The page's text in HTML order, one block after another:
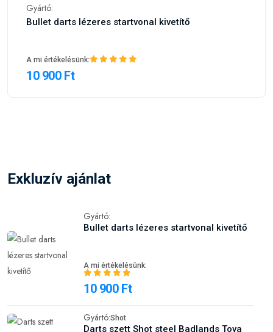
Gyártó:
Bullet darts lézeres startvonal kivetítő
A mi értékelésünk:
10 900 Ft
Exkluzív ajánlat
Gyártó:
Bullet darts lézeres startvonal kivetítő
A mi értékelésünk:
10 900 Ft
Gyártó:Shot
Darts szett Shot steel Badlands Tova